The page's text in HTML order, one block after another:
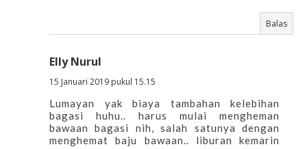
Balas
Elly Nurul
15 Januari 2019 pukul 15.15
Lumayan yak biaya tambahan kelebihan
bagasi huhu.. harus mulai mengheman
bawaan bagasi nih, salah satunya dengan
menghemat baju bawaan.. liburan kemarin